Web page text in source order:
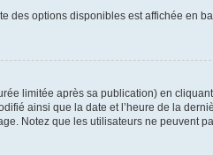
des options disponibles est affichée en
limitée après sa publication) en
ainsi que la date et l’heure de la
Notez que les utilisateurs ne peuvent